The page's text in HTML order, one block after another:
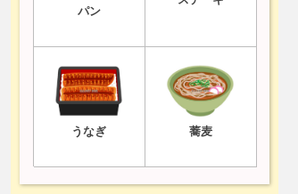
パン
うなぎ 蕎麦